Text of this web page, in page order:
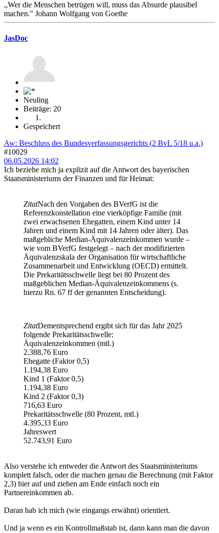
,,Wer die Menschen betrügen will, muss das Absurde plausibel
machen." Johann Wolfgang von Goethe
JasDoc
Neuling
Beiträge: 20
Gespeichert
Aw: Beschluss des Bundesverfassungsgerichts (2 BvL 5/18 u.a.)
#10029
06.05.2026 14:02
Ich beziehe mich ja explizit auf die Antwort des bayerischen
Staatsministeriums der Finanzen und für Heimat:
ZitatNach den Vorgaben des BVerfG ist die
Referenzkonstellation eine vierköpfige Familie (mit
zwei erwachsenen Ehegatten, einem Kind unter 14
Jahren und einem Kind mit 14 Jahren oder älter). Das
maßgebliche Median-Äquivalenzeinkommen wurde –
wie vom BVerfG festgelegt – nach der modifizierten
Äquivalenzskala der Organisation für wirtschaftliche
Zusammenarbeit und Entwicklung (OECD) ermittelt.
Die Prekaritätsschwelle liegt bei 80 Prozent des
maßgeblichen Median-Äquivalenzeinkommens (s.
hierzu Rn. 67 ff der genannten Entscheidung).
ZitatDementsprechend ergibt sich für das Jahr 2025
folgende Prekaritätsschwelle:
Äquivalenzeinkommen (mtl.)
2.388,76 Euro
Ehegatte (Faktor 0,5)
1.194,38 Euro
Kind 1 (Faktor 0,5)
1.194,38 Euro
Kind 2 (Faktor 0,3)
716,63 Euro
Prekaritätsschwelle (80 Prozent, mtl.)
4.395,33 Euro
Jahreswert
52.743,91 Euro
Also verstehe ich entweder die Antwort des Staatsministeriums
komplett falsch, oder die machen genau die Berechnung (mit Faktor
2,3) hier auf und ziehen am Ende einfach noch ein
Partnereinkommen ab.
Daran hab ich mich (wie eingangs erwähnt) orientiert.
Und ja wenn es ein Kontrollmaßstab ist, dann kann man die davon